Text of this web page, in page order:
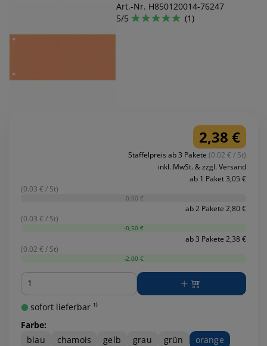
Art.-Nr. H850120014-76247
5/5
(1)
2,38 €
Staffelpreis ab 3 Pakete (0.02 € / St)
inkl. MwSt. & zzgl. Versand
ab 1 Paket 3,05 €
(0.03 € / St)
-0,00 €
ab 2 Pakete 2,80 €
(0.03 € / St)
-0,50 €
ab 3 Pakete 2,38 €
(0.02 € / St)
-2,00 €
Menge
sofort lieferbar ¹⁾
Farbe:
blau
chamois gelb grau grün
orange